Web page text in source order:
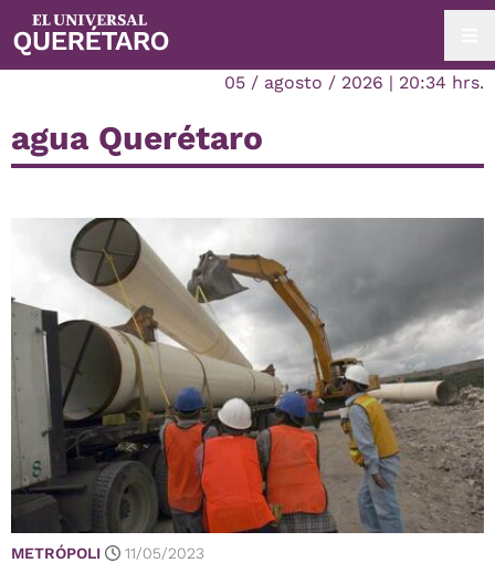
05 / agosto / 2026 | 20:34 hrs.
agua Querétaro
METRÓPOLI 11/05/2023